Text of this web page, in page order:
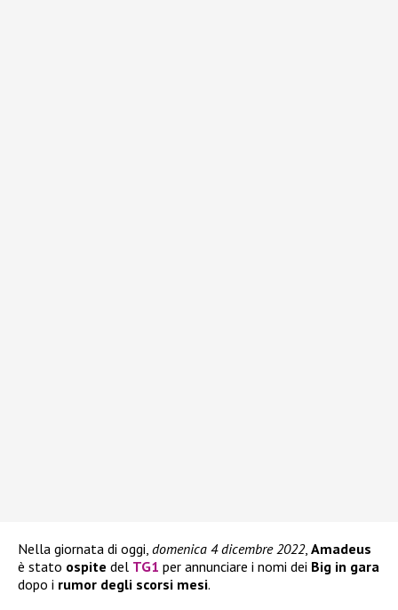
Nella giornata di oggi, domenica 4 dicembre 2022, Amadeus
è stato ospite del TG1 per annunciare i nomi dei Big in gara
dopo i rumor degli scorsi mesi.